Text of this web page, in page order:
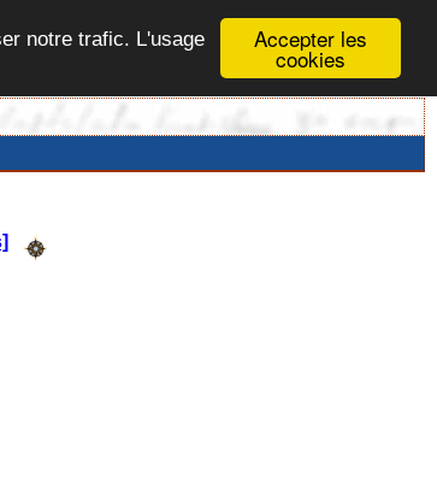
Accepter les
cookies
notre trafic. L'usage